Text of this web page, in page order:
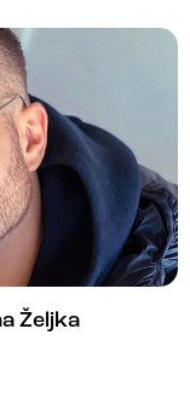
Željka